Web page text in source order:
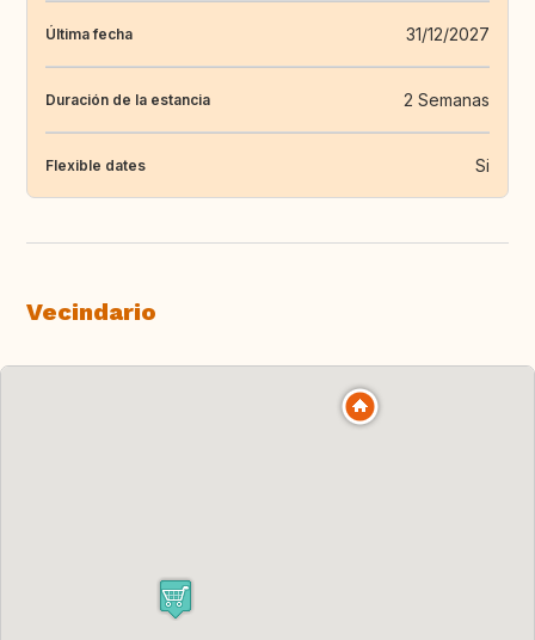
Última fecha 31/12/2027
Duración de la estancia 2 Semanas
Flexible dates Si
Vecindario